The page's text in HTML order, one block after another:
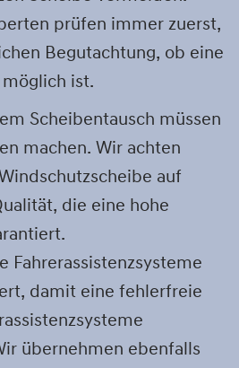
prüfen immer zuerst,
Begutachtung, ob eine
ist.
Scheibentausch müssen
machen. Wir achten
auf
die eine hohe
Fahrerassistenzsysteme
damit eine fehlerfreie
übernehmen ebenfalls